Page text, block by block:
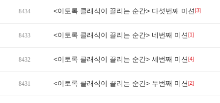
8434 <이토록 클래식이 끌리는 순간> 다섯번째 미션[3]
8433 <이토록 클래식이 끌리는 순간> 네번째 미션[1]
8432 <이토록 클래식이 끌리는 순간> 세번째 미션[4]
8431 <이토록 클래식이 끌리는 순간> 두번째 미션[2]